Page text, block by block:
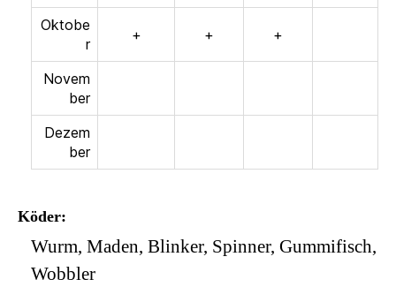
Oktobe
r
+ + +
Novem
ber
Dezem
ber
Köder
Wurm, Maden, Blinker, Spinner, Gummifisch,
Wobbler